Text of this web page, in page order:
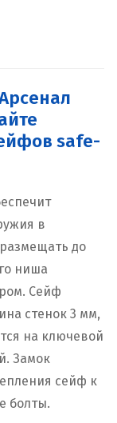
safe-
в
до
ниша
Сейф
стенок 3 мм,
на ключевой
Замок
сейф к
болты.